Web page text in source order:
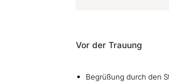
Vor der Trauung
Begrüßung durch den